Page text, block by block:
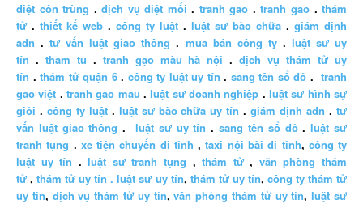
diệt côn trùng .dịch vụ diệt mối . tranh gao .tranh gao .thám
tử . thiết kế web . công ty luật . luật sư bào chữa . giám định
adn .tư vấn luật giao thông . mua bán công ty. luật sư uy
tín . tham tu . tranh gạo màu hà nội .dịch vụ thám tử uy
tín .thám tử quận 6. công ty luật uy tín . sang tên sổ đỏ .tranh
gao việt .tranh gao mau .luật sư doanh nghiệp .luật sư hình sự
giỏi . công ty luật. luật sư bào chữa uy tín .giám định adn .tư
vấn luật giao thông . luật sư uy tín .sang tên sổ đỏ.luật sư
tranh tụng . xe tiện chuyến đi tỉnh ,taxi nội bài đi tỉnh, công ty
luật uy tín .luật sư tranh tụng ,thám tử, văn phòng thám
tử ,thám tử uy tín . luật sư uy tín, thám tử uy tín, công ty thám tử
uy tín, dịch vụ thám tử uy tín,văn phòng thám tử uy tín,luật sư